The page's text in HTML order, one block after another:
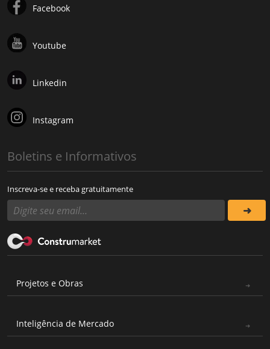
Facebook
Youtube
Linkedin
Instagram
Boletins e Informativos
Inscreva-se e receba gratuitamente
Projetos e Obras
Inteligência de Mercado